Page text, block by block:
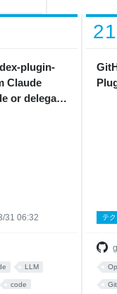
plugin-
Claude
or delegate
31 06:32
LLM
code
21
テ